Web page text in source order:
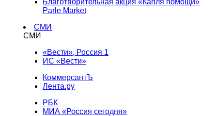
Благотворительная акция «Капля помощи»
Parle Market
СМИ
СМИ
«Вести», Россия 1
ИС «Вести»
КоммерсантЪ
Лента.ру
РБК
МИА «Россия сегодня»